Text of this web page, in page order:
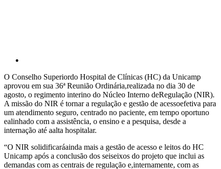
O Conselho Superiordo Hospital de Clínicas (HC) da Unicamp
aprovou em sua 36ª Reunião Ordinária,realizada no dia 30 de
agosto, o regimento interino do Núcleo Interno deRegulação (NIR).
A missão do NIR é tornar a regulação e gestão de acessoefetiva para
um atendimento seguro, centrado no paciente, em tempo oportuno
ealinhado com a assistência, o ensino e a pesquisa, desde a
internação até aalta hospitalar.
“O NIR solidificaráainda mais a gestão de acesso e leitos do HC
Unicamp após a conclusão dos seiseixos do projeto que inclui as
demandas com as centrais de regulação e,internamente, com as